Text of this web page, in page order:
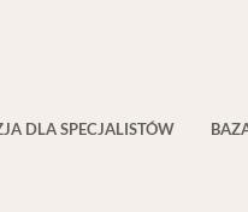
DLA SPECJALISTÓW